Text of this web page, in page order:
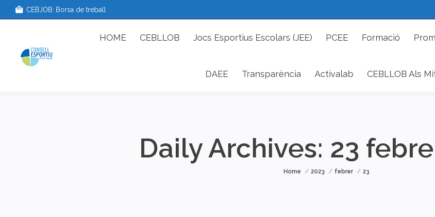
CEBJOB: Borsa de treball
HOME CEBLLOB Jocs Esportius Escolars (JEE) PCEE Formació
DAEE Transparència Activalab CEBLLOB Als
Daily Archives: 23
You are here:
Home 2023 febrer 23